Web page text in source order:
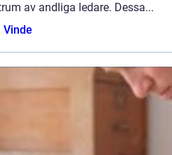
av andliga ledare. Dessa...
Vinde